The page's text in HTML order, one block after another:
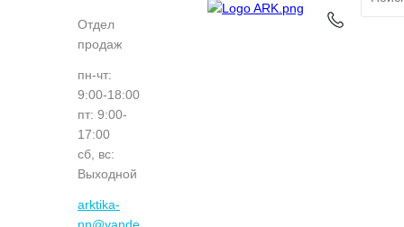
Отдел
продаж
пн-чт:
9:00-18:00
пт: 9:00-
17:00
сб, вс:
Выходной
arktika-